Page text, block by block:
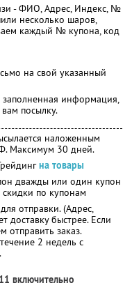
- ФИО, Адрес, Индекс, №
несколько шаров,
каждый № купона, код
на свой указанный
заполненная информация,
посылку.
наложенным
Максимум 30 дней.
на товары
дважды или один купон
скидки по купонам
отправки. (Адрес,
доставку быстрее. Если
отправить заказ.
2 недель с
включительно